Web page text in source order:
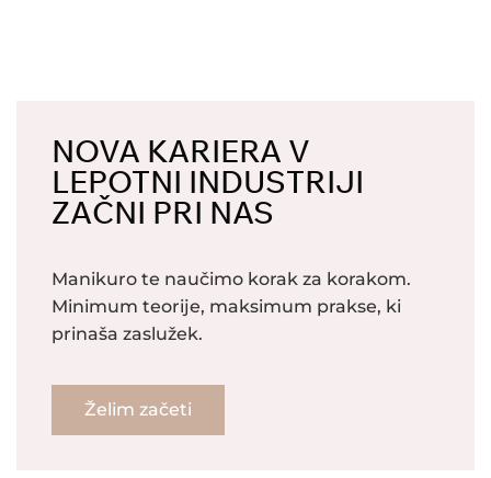
NOVA KARIERA V
LEPOTNI INDUSTRIJI
ZAČNI PRI NAS
Manikuro te naučimo korak za korakom.
Minimum teorije, maksimum prakse, ki
prinaša zaslužek.
Želim začeti